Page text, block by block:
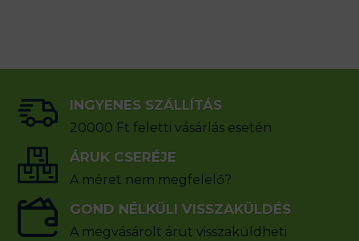
INGYENES SZÁLLÍTÁS
20000 Ft feletti vásárlás esetén
ÁRUK CSERÉJE
A méret nem megfelelő?
GOND NÉLKÜLI VISSZAKÜLDÉS
A megvásárolt árut visszaküldheti